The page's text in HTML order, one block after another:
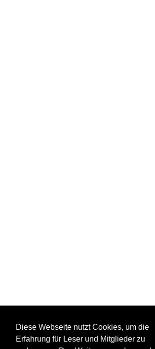
Diese Webseite nutzt Cookies, um die
Erfahrung für Leser und Mitglieder zu